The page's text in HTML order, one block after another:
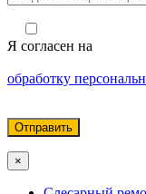
Я согласен на
обработку
×